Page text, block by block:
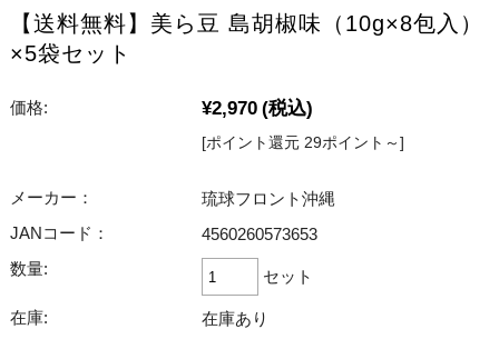
【送料無料】美ら豆 島胡椒味（10g×8包入）
×5袋セット
価格: ¥2,970 (税込)
[ポイント還元 29ポイント～]
メーカー：
琉球フロント沖縄
JANコード：
4560260573653
数量:
セット
在庫: 在庫あり